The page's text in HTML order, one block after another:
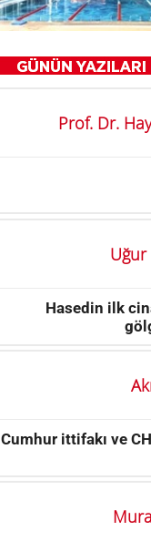
Prof. Dr.
Uğur
Hasedin ilk
Cumhur ittifakı ve